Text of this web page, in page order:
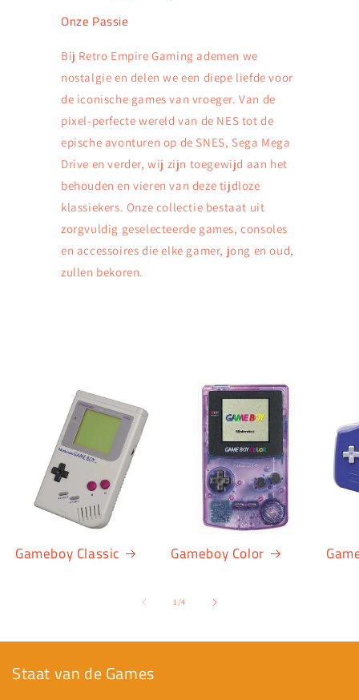
Onze Passie
Bij Retro Empire Gaming ademen we
nostalgie en delen we een diepe liefde voor
de iconische games van vroeger. Van de
pixel-perfecte wereld van de NES tot de
epische avonturen op de SNES, Sega Mega
Drive en verder, wij zijn toegewijd aan het
behouden en vieren van deze tijdloze
klassiekers. Onze collectie bestaat uit
zorgvuldig geselecteerde games, consoles
en accessoires die elke gamer, jong en oud,
zullen bekoren.
Gameboy Classic Gameboy Color
1/van
4
Staat van de Games